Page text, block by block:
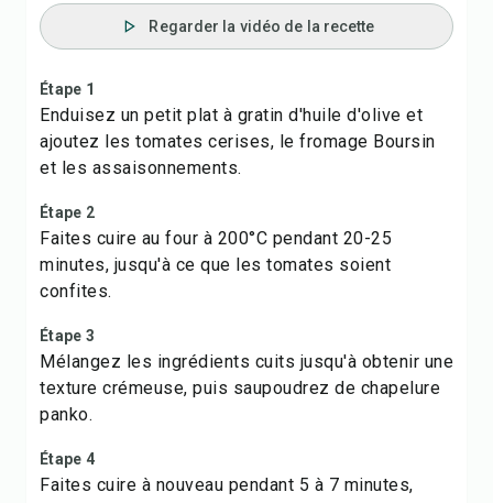
Regarder la vidéo de la recette
Étape 1
Enduisez un petit plat à gratin d'huile d'olive et
ajoutez les tomates cerises, le fromage Boursin
et les assaisonnements.
Étape 2
Faites cuire au four à 200°C pendant 20-25
minutes, jusqu'à ce que les tomates soient
confites.
Étape 3
Mélangez les ingrédients cuits jusqu'à obtenir une
texture crémeuse, puis saupoudrez de chapelure
panko.
Étape 4
Faites cuire à nouveau pendant 5 à 7 minutes,